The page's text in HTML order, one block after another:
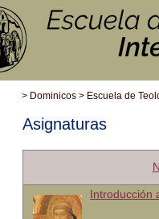
> Dominicos > Escuela de
Asignaturas
Introducción